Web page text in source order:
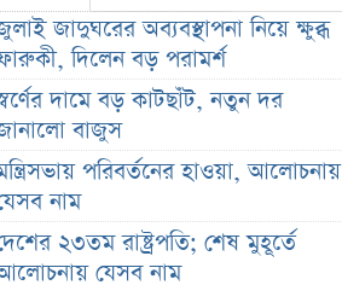
জাদুঘরের অব্যবস্থাপনা নিয়ে ক্ষুব্ধ
দিলেন বড় পরামর্শ
দামে বড় কাটছাঁট, নতুন দর
বাজুস
পরিবর্তনের হাওয়া, আলোচনায়
নাম
২৩তম রাষ্ট্রপতি; শেষ মুহূর্তে
যেসব নাম